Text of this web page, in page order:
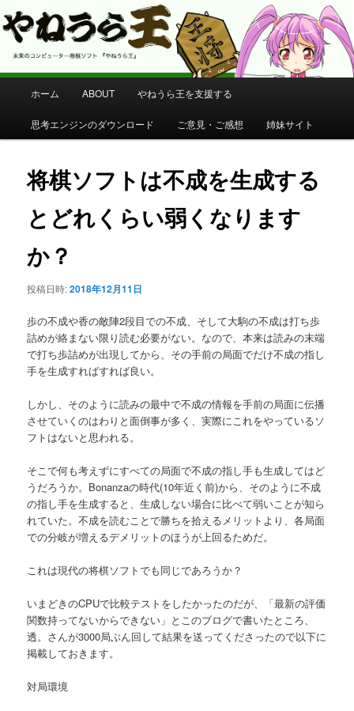
やねうら王 公式サイト
コンピューター将棋 やねうら王 公式サイト
メ
メ
イ
コ
ン
テ
ン
ツ
へ
移
動
ホーム ABOUT やねうら王を支援する
思考エンジンのダウンロード ご意見・ご感想 姉妹サイト
将棋ソフトは不成を生成する
とどれくらい弱くなります
か？
投稿日時:2018年12月11日
歩の不成や香の敵陣2段目での不成、そして大駒の不成は打ち歩
詰めが絡まない限り読む必要がない。なので、本来は読みの末端
で打ち歩詰めが出現してから、その手前の局面でだけ不成の指し
手を生成すればすれば良い。
しかし、そのように読みの最中で不成の情報を手前の局面に伝播
させていくのはわりと面倒事が多く、実際にこれをやっているソ
フトはないと思われる。
そこで何も考えずにすべての局面で不成の指し手も生成してはど
うだろうか。Bonanzaの時代(10年近く前)から、そのように不成
の指し手を生成すると、生成しない場合に比べて弱いことが知ら
れていた。不成を読むことで勝ちを拾えるメリットより、各局面
での分岐が増えるデメリットのほうが上回るためだ。
これは現代の将棋ソフトでも同じであろうか？
いまどきのCPUで比較テストをしたかったのだが、「最新の評価
関数持ってないからできない」とこのブログで書いたところ、
透。さんが3000局ぶん回して結果を送ってくださったので以下に
掲載しておきます。
対局環境